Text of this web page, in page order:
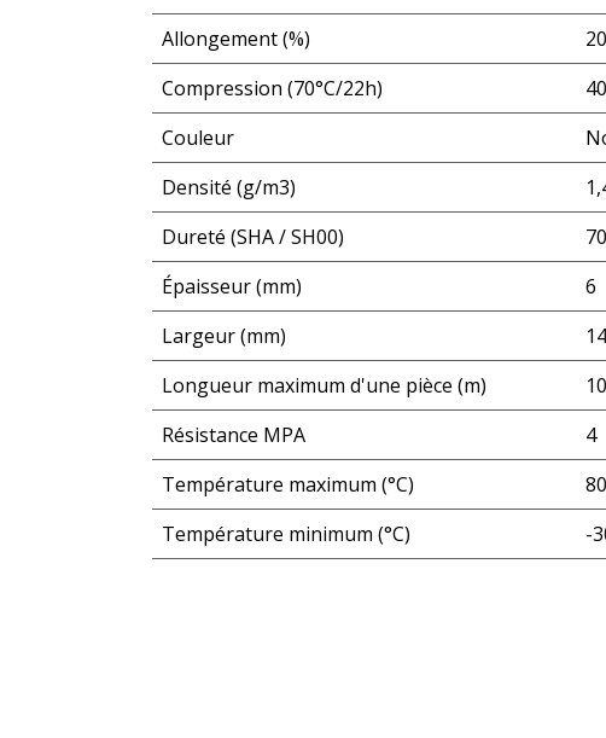
Allongement (%)
Compression (70°C/22h)
40
Couleur
Densité (g/m3)
Dureté (SHA / SH00)
Épaisseur (mm)
6
Largeur (mm)
Longueur maximum d'une pièce (m)
10
Résistance MPA
4
Température maximum (°C)
80
Température minimum (°C)
-